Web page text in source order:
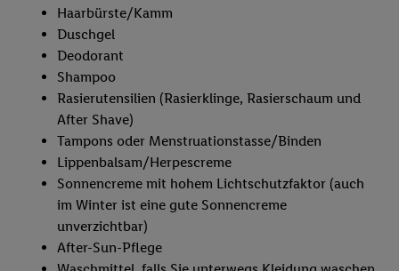
Haarbürste/Kamm
Duschgel
Deodorant
Shampoo
Rasierutensilien (Rasierklinge, Rasierschaum und
After Shave)
Tampons oder Menstruationstasse/Binden
Lippenbalsam/Herpescreme
Sonnencreme mit hohem Lichtschutzfaktor (auch
im Winter ist eine gute Sonnencreme
unverzichtbar)
After-Sun-Pflege